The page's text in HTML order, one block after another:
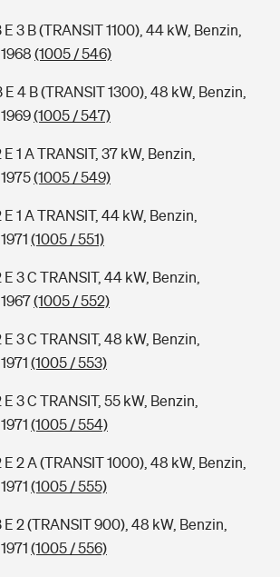
3 B (TRANSIT 1100), 44 kW, Benzin,
(1005 / 546)
4 B (TRANSIT 1300), 48 kW, Benzin,
(1005 / 547)
1 A TRANSIT, 37 kW, Benzin,
(1005 / 549)
1 A TRANSIT, 44 kW, Benzin,
(1005 / 551)
3 C TRANSIT, 44 kW, Benzin,
(1005 / 552)
3 C TRANSIT, 48 kW, Benzin,
(1005 / 553)
3 C TRANSIT, 55 kW, Benzin,
(1005 / 554)
2 A (TRANSIT 1000), 48 kW, Benzin,
(1005 / 555)
2 (TRANSIT 900), 48 kW, Benzin,
(1005 / 556)